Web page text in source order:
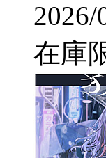
2026/
在庫